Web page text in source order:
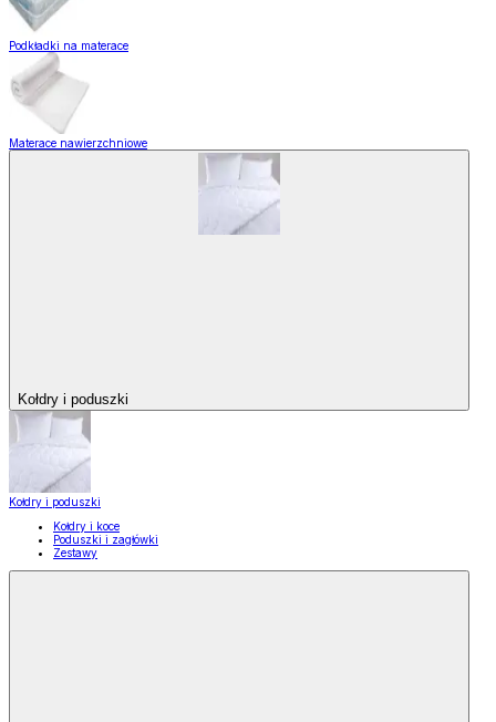
Podkładki na materace
Materace nawierzchniowe
Kołdry i poduszki
Kołdry i poduszki
Kołdry i koce
Poduszki i zagłówki
Zestawy